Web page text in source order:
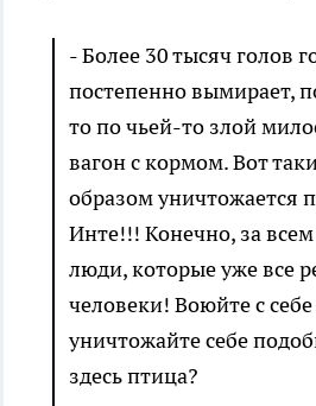
- Более 30 тысяч голов
постепенно вымирает,
то по чьей-то злой
вагон с кормом. Вот
образом уничтожается
Инте!!! Конечно, за
люди, которые уже все
человеки! Воюйте с
уничтожайте себе
здесь птица?